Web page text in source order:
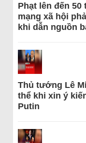
Phạt lên đến
mạng xã hội
khi dẫn nguồn
Thủ tướng Lê
thể khi xin ý
Putin